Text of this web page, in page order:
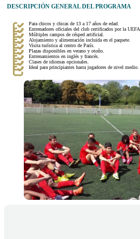
DESCRIPCIÓN GENERAL DEL PROGRAMA
Para chicos y chicas de 13 a 17 años de edad.
Entrenadores oficiales del club certificados por la UEFA.
Múltiples campos de césped artificial.
Alojamiento y alimentación incluida en el paquete.
Visita turística al centro de París.
Plazas disponibles en verano y otoño.
Entrenamientos en inglés y francés.
Clases de idiomas opcionales.
Ideal para principiantes hasta jugadores de nivel medio.